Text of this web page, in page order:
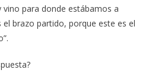
vino para donde estábamos a
el brazo partido, porque este es el